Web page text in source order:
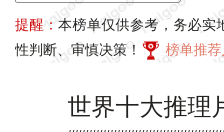
提醒：本榜单仅供参考，务必实
性判断、审慎决策！
榜单推
世界十大推理